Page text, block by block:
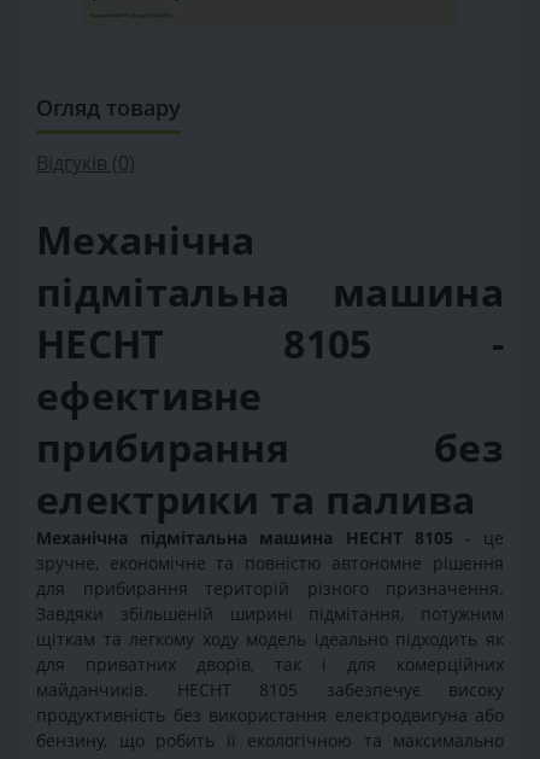
Огляд товару
Відгуків (0)
Механічна
підмітальна машина
HECHT 8105 -
ефективне
прибирання без
електрики та палива
Механічна підмітальна машина HECHT 8105 - це
зручне, економічне та повністю автономне рішення
для прибирання територій різного призначення.
Завдяки збільшеній ширині підмітання, потужним
щіткам та легкому ходу модель ідеально підходить як
для приватних дворів, так і для комерційних
майданчиків. HECHT 8105 забезпечує високу
продуктивність без використання електродвигуна або
бензину, що робить її екологічною та максимально